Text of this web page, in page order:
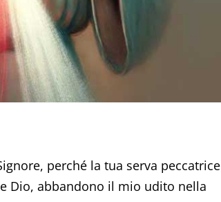
perché la tua serva peccatrice
Dio, abbandono il mio udito nella